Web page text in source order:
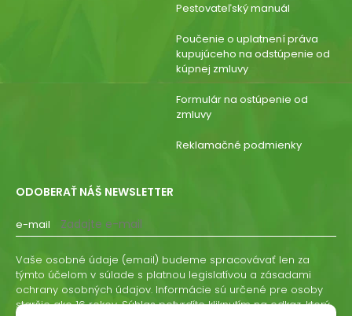
Pestovateľský manuál
Poučenie o uplatnení práva
kupujúceho na odstúpenie od
kúpnej zmluvy
Formulár na ostúpenie od
zmluvy
Reklamačné podmienky
ODOBERAŤ NÁŠ NEWSLETTER
e-mail
Vaše osobné údaje (email) budeme spracovávať len za
týmto účelom v súlade s platnou legislatívou a zásadami
ochrany osobných údajov. Informácie sú určené pre osoby
staršie ako 16 rokov. Súhlas potvrdíte kliknutím na odkaz, ktorý